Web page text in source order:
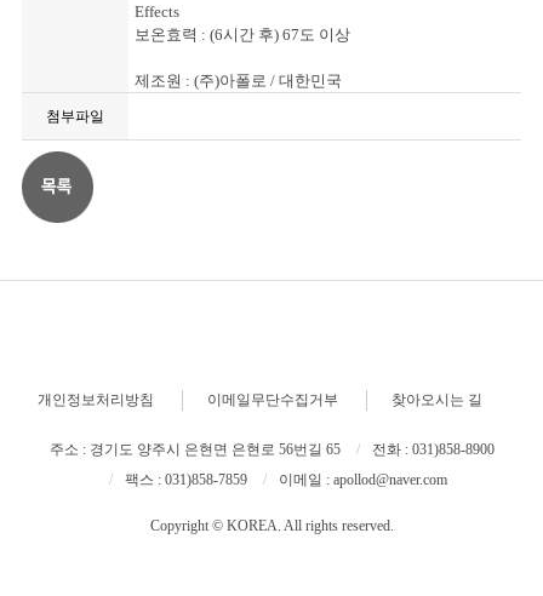
Effects
보온효력 : (6시간 후) 67도 이상
제조원 : (주)아폴로 / 대한민국
첨부파일
개인정보처리방침 이메일무단수집거부 찾아오시는 길
주소 : 경기도 양주시 은현면 은현로 56번길 65
전화 : 031)858-8900
팩스 : 031)858-7859
이메일 : apollod@naver.com
Copyright © KOREA. All rights reserved.